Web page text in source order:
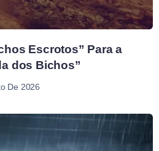
Escrotos” Para a
dos Bichos”
De 2026